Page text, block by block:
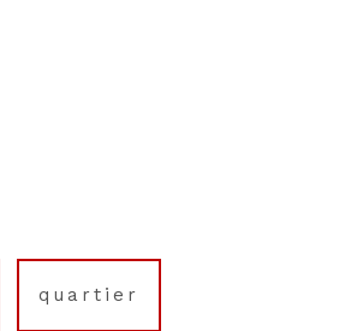
quartier